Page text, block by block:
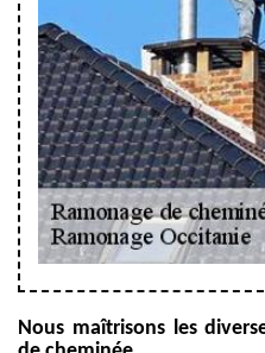
Nous maîtrisons les